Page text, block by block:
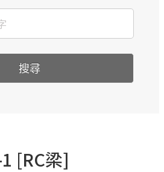
搜尋
[RC梁]